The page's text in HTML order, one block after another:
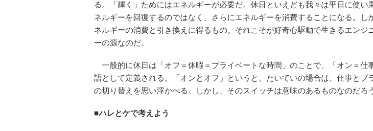
る。「輝く」ためにはエネルギーが必要だ。休日といえども我々は平日に使い
ネルギーを回復するのではなく、さらにエネルギーを消費することになる。し
ネルギーの消費と引き換えに得るもの。それこそが好奇心駆動で生きるエンジ
ーの源なのだ。
一般的に休日は「オフ＝休暇＝プライベートな時間」のことで、「オン＝仕
語として定義される。「オンとオフ」というと、たいていの場合は、仕事とプ
の切り替えを思い浮かべる。しかし、そのスイッチは意味のあるものなのだろ
■ハレとケで考えよう